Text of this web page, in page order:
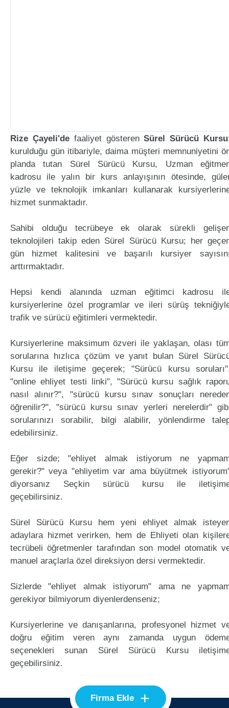
Rize Çayeli'defaaliyet gösterenSürel Sürücü Kursu
kurulduğu gün itibariyle, daima müşteri memnuniyetini
planda tutan Sürel Sürücü Kursu, Uzman
kadrosu ile yalın bir kurs anlayışının ötesinde,
yüzle ve teknolojik imkanları kullanarak
hizmet sunmaktadır.
Sahibi olduğu tecrübeye ek olarak sürekli
teknolojileri takip eden Sürel Sürücü Kursu; her
gün hizmet kalitesini ve başarılı kursiyer
arttırmaktadır.
Hepsi kendi alanında uzman eğitimci kadrosu
kursiyerlerine özel programlar ve ileri sürüş
trafik ve sürücü eğitimleri vermektedir.
Kursiyerlerine maksimum özveri ile yaklaşan, olası
sorularına hızlıca çözüm ve yanıt bulan Sürel
Kursu ile iletişime geçerek; "Sürücü kursu
"online ehliyet testi linki", "Sürücü kursu sağlık
nasıl alınır?", "sürücü kursu sınav sonuçları
öğrenilir?", "sürücü kursu sınav yerleri nerelerdir"
sorularınızı sorabilir, bilgi alabilir, yönlendirme
edebilirsiniz.
Eğer sizde; "ehliyet almak istiyorum ne
gerekir?" veya "ehliyetim var ama büyütmek
diyorsanız Seçkin sürücü kursu ile
geçebilirsiniz.
Sürel Sürücü Kursu hem yeni ehliyet almak
adaylara hizmet verirken, hem de Ehliyeti olan
tecrübeli öğretmenler tarafından son model otomatik
manuel araçlarla özel direksiyon dersi vermektedir.
Sizlerde "ehliyet almak istiyorum" ama ne
gerekiyor bilmiyorum diyenlerdenseniz;
Kursiyerlerine ve danışanlarına, profesyonel hizmet
doğru eğitim veren aynı zamanda uygun
seçenekleri sunan Sürel Sürücü Kursu
geçebilirsiniz.
Firma Ekle +